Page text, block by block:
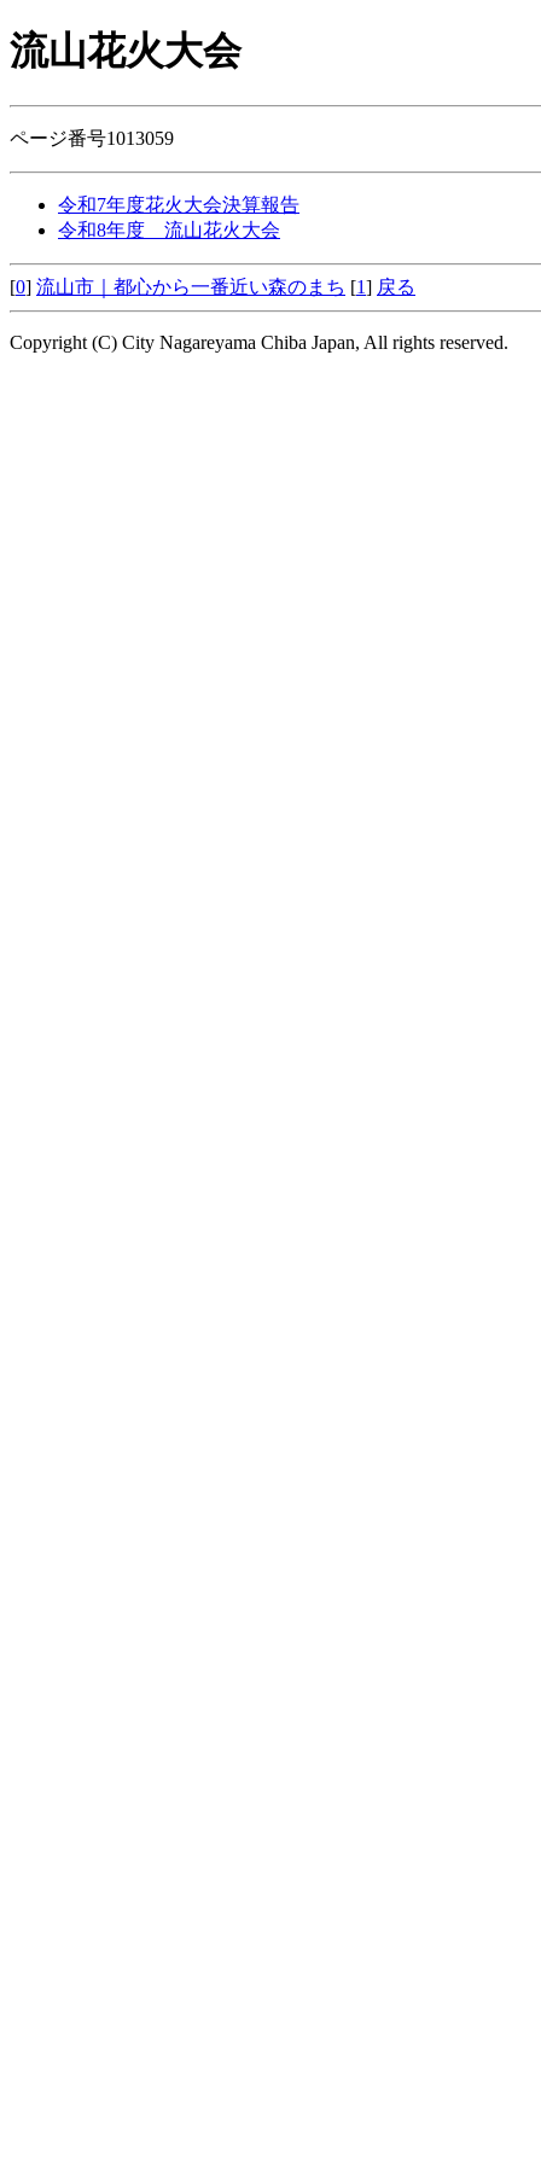
流山花火大会
ページ番号1013059
令和7年度花火大会決算報告
令和8年度 流山花火大会
[0] 流山市｜都心から一番近い森のまち [1] 戻る
Copyright (C) City Nagareyama Chiba Japan, All rights reserved.